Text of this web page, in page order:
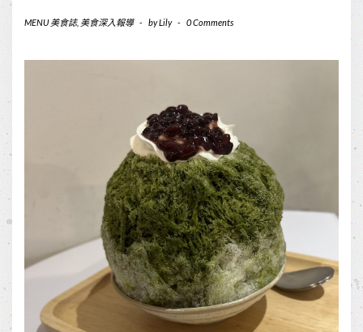
MENU 美食誌, 美食深入報導 - byLily - 0 Comments